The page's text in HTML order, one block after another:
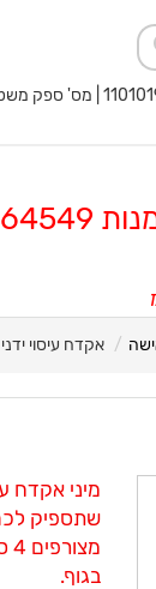
אקדח עיסוי
מיני אקדח
בגוף.